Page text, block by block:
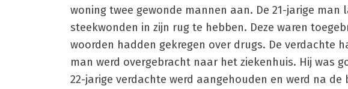
woning twee gewonde mannen aan. De 21-jarige
steekwonden in zijn rug te hebben. Deze waren
woorden hadden gekregen over drugs. De verdachte
man werd overgebracht naar het ziekenhuis. Hij was
22-jarige verdachte werd aangehouden en werd na